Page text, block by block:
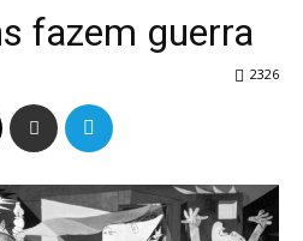
fazem guerra
2326